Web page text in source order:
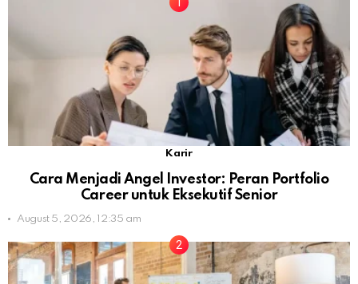
Karir
Cara Menjadi Angel Investor: Peran Portfolio
Career untuk Eksekutif Senior
August 5, 2026, 12:35 am